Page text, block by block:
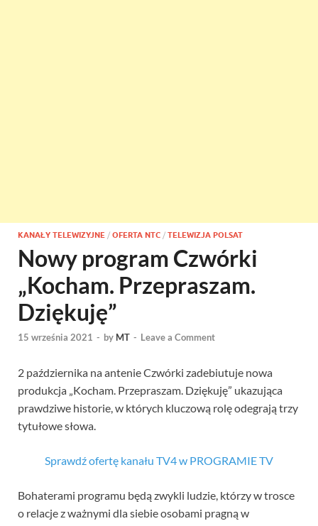
KANAŁY TELEWIZYJNE / OFERTA NTC / TELEWIZJA POLSAT
Nowy program Czwórki
„Kocham. Przepraszam.
Dziękuję”
15 września 2021 - by MT - Leave a Comment
2 października na antenie Czwórki zadebiutuje nowa
produkcja „Kocham. Przepraszam. Dziękuję” ukazująca
prawdziwe historie, w których kluczową rolę odegrają trzy
tytułowe słowa.
Sprawdź ofertę kanału TV4 w PROGRAMIE TV
Bohaterami programu będą zwykli ludzie, którzy w trosce
o relacje z ważnymi dla siebie osobami pragną w